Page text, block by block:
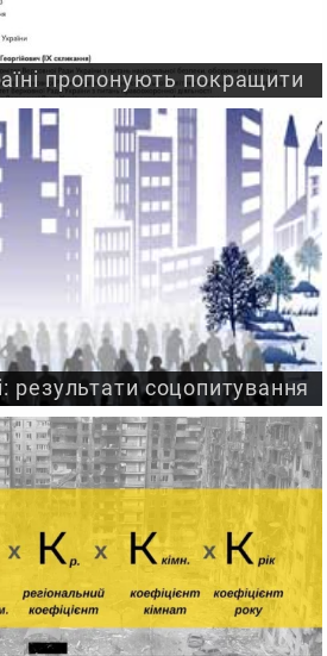
пропонують покращити
результати соцопитування